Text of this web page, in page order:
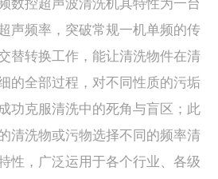
数控超声波清洗机其特性为一台
声频率，突破常规一机单频的传
替转换工作，能让清洗物件在清
的全部过程，对不同性质的污垢
功克服清洗中的死角与盲区；此
清洗物或污物选择不同的频率清
性，广泛运用于各个行业、各级